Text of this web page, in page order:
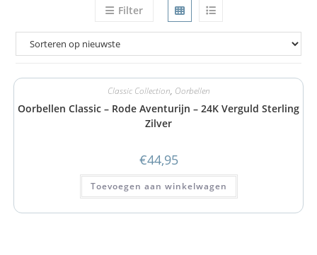
Filter
Classic Collection, Oorbellen
Oorbellen Classic – Rode Aventurijn – 24K Verguld Sterling
Zilver
€44,95
Toevoegen aan winkelwagen